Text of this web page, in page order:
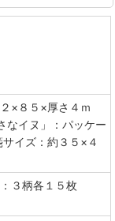
×８５×厚さ４ｍ
イヌ」：パッケー
イズ：約３５×４
３柄各１５枚